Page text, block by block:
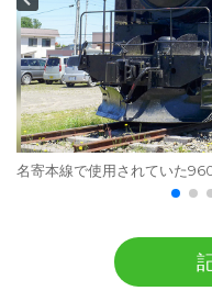
名寄本線で使用されていた